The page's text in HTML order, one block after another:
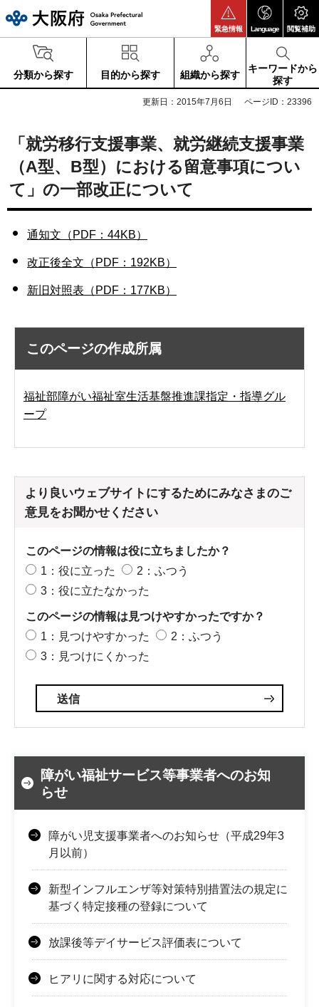
緊急情報 Language 閲覧補助
分類から探す 目的から探す 組織から探す
キーワードから
探す
更新日：2015年7月6日 ページID：23396
「就労移行支援事業、就労継続支援事業
（A型、B型）における留意事項につい
て」の一部改正について
通知文（PDF：44KB）
改正後全文（PDF：192KB）
新旧対照表（PDF：177KB）
このページの作成所属
福祉部障がい福祉室生活基盤推進課指定・指導グル
ープ
より良いウェブサイトにするためにみなさまのご
意見をお聞かせください
このページの情報は役に立ちましたか？
1：役に立った
2：ふつう
3：役に立たなかった
このページの情報は見つけやすかったですか？
1：見つけやすかった
2：ふつう
3：見つけにくかった
障がい福祉サービス等事業者へのお知
らせ
障がい児支援事業者へのお知らせ（平成29年3
月以前）
新型インフルエンザ等対策特別措置法の規定に
基づく特定接種の登録について
放課後等デイサービス評価表について
ヒアリに関する対応について